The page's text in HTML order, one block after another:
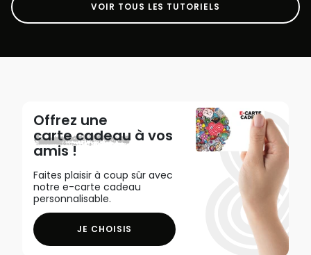
VOIR TOUS LES TUTORIELS
Offrez une
carte cadeau à vos
amis !
Faites plaisir à coup sûr avec
notre e-carte cadeau
personnalisable.
JE CHOISIS